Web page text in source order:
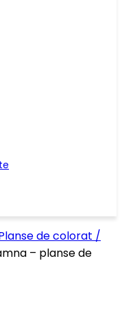
de colorat /
– planse de